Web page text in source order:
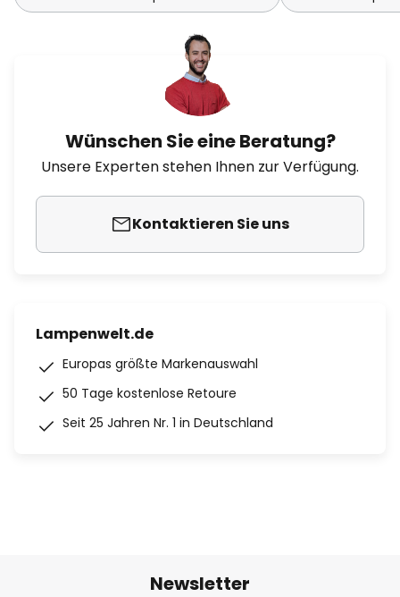
Wünschen Sie eine Beratung?
Unsere Experten stehen Ihnen zur Verfügung.
Kontaktieren Sie uns
Lampenwelt.de
Europas größte Markenauswahl
50 Tage kostenlose Retoure
Seit 25 Jahren Nr. 1 in Deutschland
Newsletter